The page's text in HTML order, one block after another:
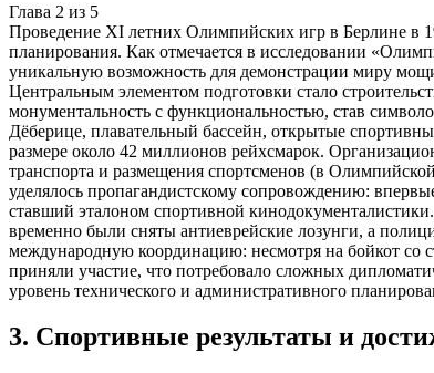
Глава 2 из 5
Проведение XI летних Олимпийских игр в Берлине в
планирования. Как отмечается в исследовании
уникальную возможность для демонстрации миру
Центральным элементом подготовки стало
монументальность с функциональностью, став
Дёберице, плавательный бассейн, открытые
размере около 42 миллионов рейхсмарок.
транспорта и размещения спортсменов (в
уделялось пропагандистскому сопровождению:
ставший эталоном спортивной
временно были сняты антиеврейские лозунги, а
международную координацию: несмотря на бойкот со
приняли участие, что потребовало сложных
уровень технического и административного
3. Спортивные результаты и